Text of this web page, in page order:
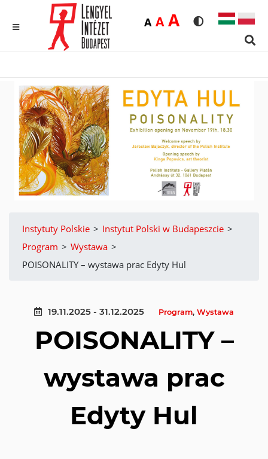
Rozmiar
ADomyślna
AŚrednia
ADużaWersja
Instytuty Polskie > Instytut Polski w Budapeszcie >
Program > Wystawa >
POISONALITY – wystawa prac Edyty Hul
19.11.2025 - 31.12.2025 Program, Wystawa
POISONALITY –
wystawa prac
Edyty Hul